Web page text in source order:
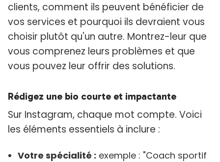
clients, comment ils peuvent bénéficier de
vos services et pourquoi ils devraient vous
choisir plutôt qu'un autre. Montrez-leur que
vous comprenez leurs problèmes et que
vous pouvez leur offrir des solutions.
Rédigez une bio courte et impactante
Sur Instagram, chaque mot compte. Voici
les éléments essentiels à inclure :
Votre spécialité : exemple : "Coach sportif